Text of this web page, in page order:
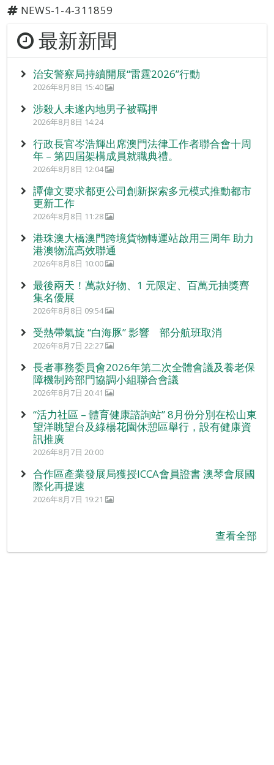
NEWS-1-4-311859
最新新聞
治安警察局持續開展“雷霆2026”行動
2026年8月8日 15:40
涉殺人未遂內地男子被羈押
2026年8月8日 14:24
行政長官岑浩輝出席澳門法律工作者聯合會十周
年 – 第四屆架構成員就職典禮。
2026年8月8日 12:04
譚偉文要求都更公司創新探索多元模式推動都市
更新工作
2026年8月8日 11:28
港珠澳大橋澳門跨境貨物轉運站啟用三周年 助力
港澳物流高效聯通
2026年8月8日 10:00
最後兩天！萬款好物、1 元限定、百萬元抽獎齊
集名優展
2026年8月8日 09:54
受熱帶氣旋 “白海豚” 影響 部分航班取消
2026年8月7日 22:27
長者事務委員會2026年第二次全體會議及養老保
障機制跨部門協調小組聯合會議
2026年8月7日 20:41
“活力社區 – 體育健康諮詢站” 8月份分別在松山東
望洋眺望台及綠楊花園休憩區舉行，設有健康資
訊推廣
2026年8月7日 20:00
合作區產業發展局獲授ICCA會員證書 澳琴會展國
際化再提速
2026年8月7日 19:21
查看全部